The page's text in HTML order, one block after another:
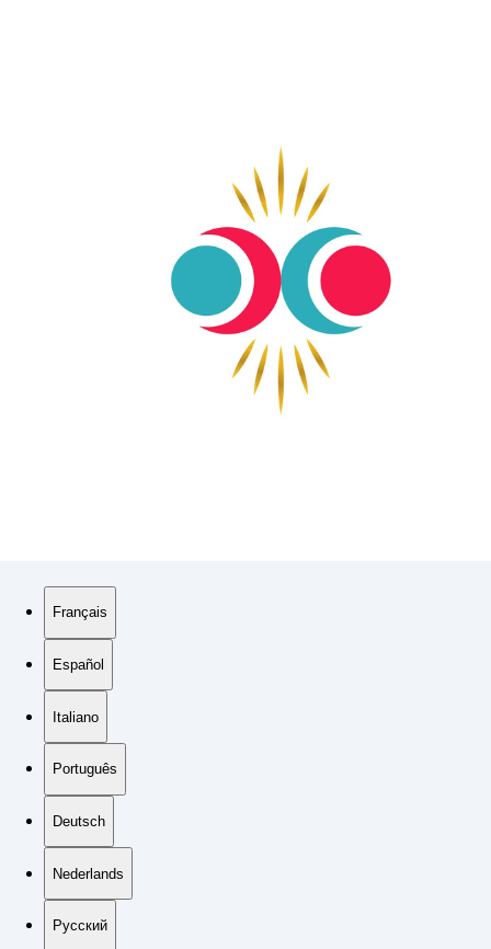
Français
Español
Italiano
Português
Deutsch
Nederlands
Русский